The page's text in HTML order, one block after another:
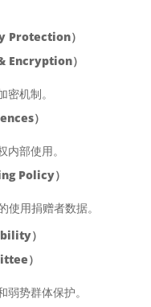
Protection）
Encryption）
机制。
）
部使用。
Policy）
用捐赠者数据。
）
）
势群体保护。